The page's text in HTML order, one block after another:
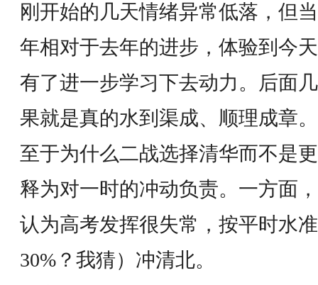
刚开始的几天情绪异常低落，但
年相对于去年的进步，体验到今
有了进一步学习下去动力。后面
果就是真的水到渠成、顺理成章。
至于为什么二战选择清华而不是
释为对一时的冲动负责。一方面
认为高考发挥很失常，按平时水
30%？我猜）冲清北。